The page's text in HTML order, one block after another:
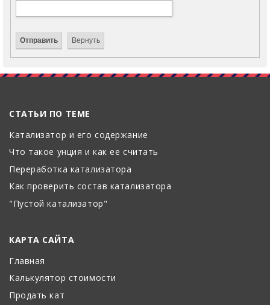
СТАТЬИ ПО ТЕМЕ
Катализатор и его содержание
Что такое унция и как ее считать
Переработка катализатора
Как проверить состав катализатора
"Пустой катализатор"
КАРТА САЙТА
Главная
Калькулятор стоимости
Продать кат